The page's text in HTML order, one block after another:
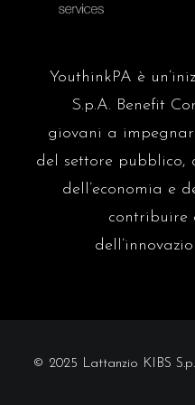
antonionaddeo.blog
ridisegnare la
Amministrazione
sabato 3 gennaio
Sole 24
Manovra, è arrivato
l’emendamento del
dalle imprese al
martedì 16 dicembre
antonionaddeo.blog
Oltre la presenza:
guidano i dirigenti
più flessibile
6%
YouthinkPA è
S.p.A. Benefit
giovani a
del settore pubblico,
dell’economia e
contribuire
© 2025 Lattanzio KIBS